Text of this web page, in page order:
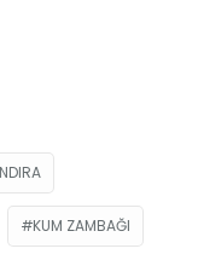
KUM ZAMBAĞI